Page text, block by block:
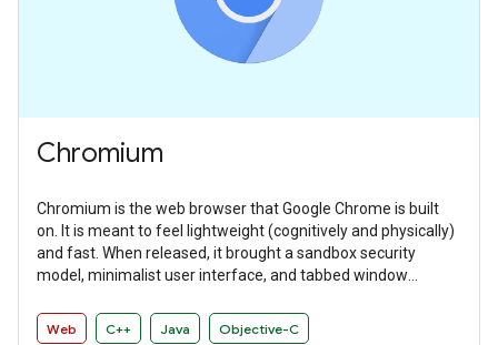
Chromium
Chromium is the web browser that Google Chrome is built
on. It is meant to feel lightweight (cognitively and physically)
and fast. When released, it brought a sandbox security
model, minimalist user interface, and tabbed window
Web C++ Java Objective-C